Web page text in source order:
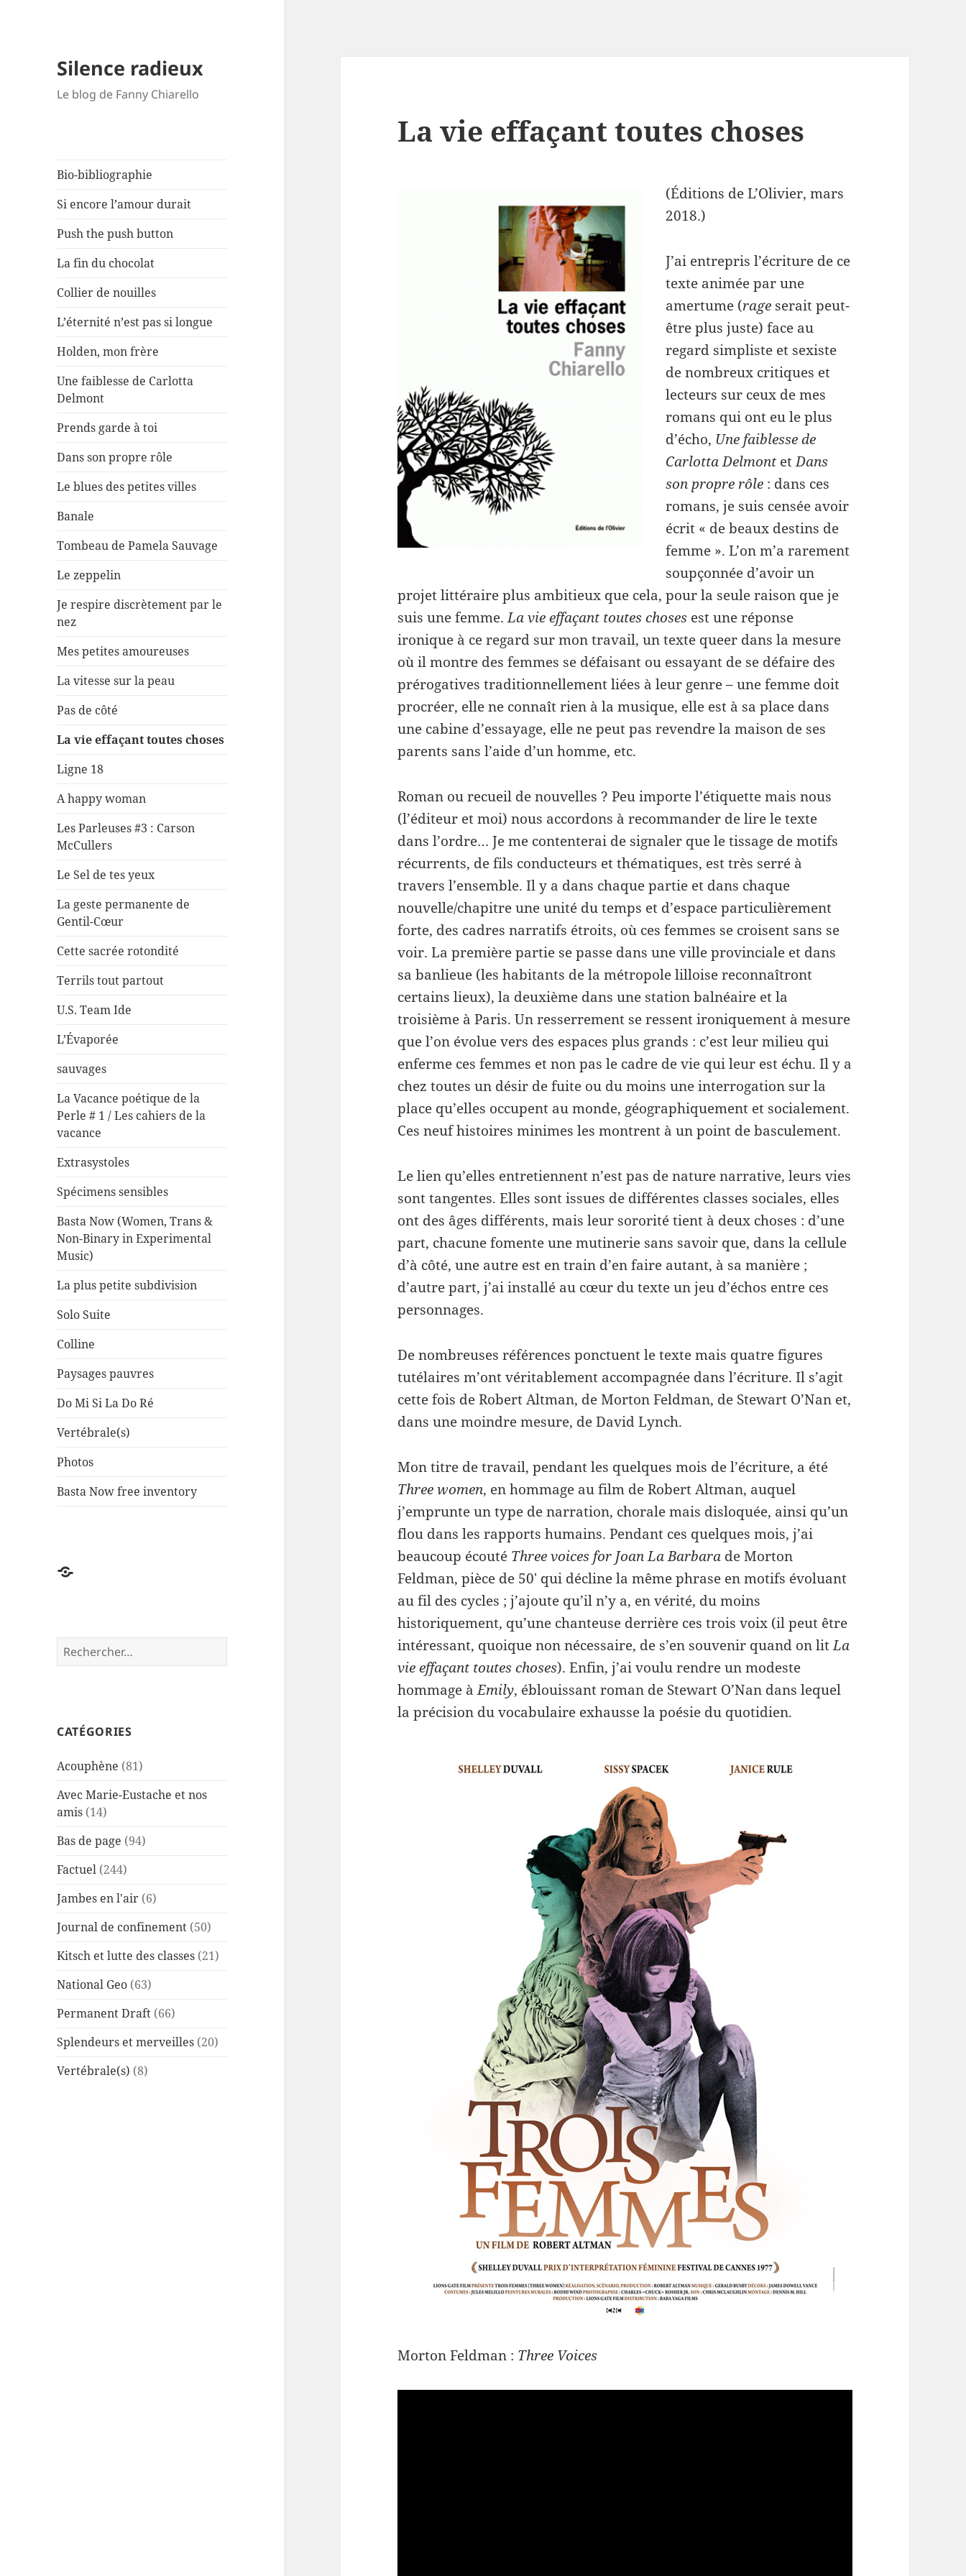
Silence radieux
Le blog de Fanny Chiarello
Bio-bibliographie
Si encore l’amour durait
Push the push button
La fin du chocolat
Collier de nouilles
L’éternité n’est pas si longue
Holden, mon frère
Une faiblesse de Carlotta
Delmont
Prends garde à toi
Dans son propre rôle
Le blues des petites villes
Banale
Tombeau de Pamela Sauvage
Le zeppelin
Je respire discrètement par le
nez
Mes petites amoureuses
La vitesse sur la peau
Pas de côté
La vie effaçant toutes choses
Ligne 18
A happy woman
Les Parleuses #3 : Carson
McCullers
Le Sel de tes yeux
La geste permanente de
Gentil-Cœur
Cette sacrée rotondité
Terrils tout partout
U.S. Team Ide
L’Évaporée
sauvages
La Vacance poétique de la
Perle # 1 / Les cahiers de la
vacance
Extrasystoles
Spécimens sensibles
Basta Now (Women, Trans &
Non-Binary in Experimental
Music)
La plus petite subdivision
Solo Suite
Colline
Paysages pauvres
Do Mi Si La Do Ré
Vertébrale(s)
Photos
Basta Now free inventory
Factuel
Rechercher :
CATÉGORIES
Acouphène (81)
Avec Marie-Eustache et nos
amis (14)
Bas de page (94)
Factuel (244)
Jambes en l'air (6)
Journal de confinement (50)
Kitsch et lutte des classes (21)
National Geo (63)
Permanent Draft (66)
Splendeurs et merveilles (20)
Vertébrale(s) (8)
La vie effaçant toutes choses
(Éditions de L’Olivier, mars
2018.)
J’ai entrepris l’écriture de ce
texte animée par une
amertume (rage serait peut-
être plus juste) face au
regard simpliste et sexiste
de nombreux critiques et
lecteurs sur ceux de mes
romans qui ont eu le plus
d’écho, Une faiblesse de
Carlotta Delmont etDans
son propre rôle : dans ces
romans, je suis censée avoir
écrit « de beaux destins de
femme ». L’on m’a rarement
soupçonnée d’avoir un
projet littéraire plus ambitieux que cela, pour la seule raison que je
suis une femme.La vie effaçant toutes choses est une réponse
ironique à ce regard sur mon travail, un texte queer dans la mesure
où il montre des femmes se défaisant ou essayant de se défaire des
prérogatives traditionnellement liées à leur genre – une femme doit
procréer, elle ne connaît rien à la musique, elle est à sa place dans
une cabine d’essayage, elle ne peut pas revendre la maison de ses
parents sans l’aide d’un homme, etc.
Roman ou recueil de nouvelles ? Peu importe l’étiquette mais nous
(l’éditeur et moi) nous accordons à recommander de lire le texte
dans l’ordre… Je me contenterai de signaler que le tissage de motifs
récurrents, de fils conducteurs et thématiques, est très serré à
travers l’ensemble. Il y a dans chaque partie et dans chaque
nouvelle/chapitre une unité du temps et d’espace particulièrement
forte, des cadres narratifs étroits, où ces femmes se croisent sans se
voir. La première partie se passe dans une ville provinciale et dans
sa banlieue (les habitants de la métropole lilloise reconnaîtront
certains lieux), la deuxième dans une station balnéaire et la
troisième à Paris. Un resserrement se ressent ironiquement à mesure
que l’on évolue vers des espaces plus grands : c’est leur milieu qui
enferme ces femmes et non pas le cadre de vie qui leur est échu. Il y a
chez toutes un désir de fuite ou du moins une interrogation sur la
place qu’elles occupent au monde, géographiquement et socialement.
Ces neuf histoires minimes les montrent à un point de basculement.
Le lien qu’elles entretiennent n’est pas de nature narrative, leurs vies
sont tangentes. Elles sont issues de différentes classes sociales, elles
ont des âges différents, mais leur sororité tient à deux choses : d’une
part, chacune fomente une mutinerie sans savoir que, dans la cellule
d’à côté, une autre est en train d’en faire autant, à sa manière ;
d’autre part, j’ai installé au cœur du texte un jeu d’échos entre ces
personnages.
De nombreuses références ponctuent le texte mais quatre figures
tutélaires m’ont véritablement accompagnée dans l’écriture. Il s’agit
cette fois de Robert Altman, de Morton Feldman, de Stewart O’Nan et,
dans une moindre mesure, de David Lynch.
Mon titre de travail, pendant les quelques mois de l’écriture, a été
Three women, en hommage au film de Robert Altman, auquel
j’emprunte un type de narration, chorale mais disloquée, ainsi qu’un
flou dans les rapports humains. Pendant ces quelques mois, j’ai
beaucoup écouté Three voices for Joan La Barbara de Morton
Feldman, pièce de 50′ qui décline la même phrase en motifs évoluant
au fil des cycles ; j’ajoute qu’il n’y a, en vérité, du moins
historiquement, qu’une chanteuse derrière ces trois voix (il peut être
intéressant, quoique non nécessaire, de s’en souvenir quand on litLa
vie effaçant toutes choses). Enfin, j’ai voulu rendre un modeste
hommage àEmily, éblouissant roman de Stewart O’Nan dans lequel
la précision du vocabulaire exhausse la poésie du quotidien.
Morton Feldman : Three Voices